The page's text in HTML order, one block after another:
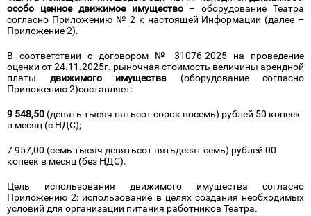
особо ценное движимое имущество– оборудование Театра
согласно Приложению № 2 к настоящей Информации (далее –
Приложение 2).
В соответствии с договором № 31076-2025 на проведение
оценки от 24.11.2025г. рыночная стоимость величины арендной
платы движимого имущества (оборудование согласно
Приложению 2)составляет:
9 548,50 (девять тысяч пятьсот сорок восемь) рублей 50 копеек
в месяц (с НДС);
7 957,00 (семь тысяч девятьсот пятьдесят семь) рублей 00
копеек в месяц (без НДС).
Цель использования движимого имущества согласно
Приложению 2: использование в целях создания необходимых
условий для организации питания работников Театра.